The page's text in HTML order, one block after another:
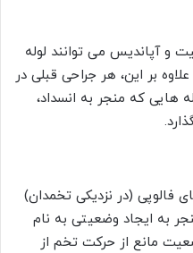
و آپاندیس می توانند لوله
بر این، هر جراحی قبلی در
هایی که منجر به انسداد،
فالوپی (در نزدیکی تخمدان)
به ایجاد وضعیتی به نام
مانع از حرکت تخم از